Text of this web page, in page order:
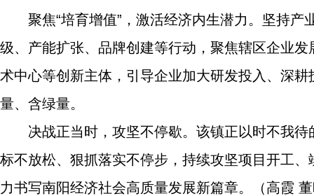
聚焦“培育增值”，激活经济内生潜力。坚持
级、产能扩张、品牌创建等行动，聚焦辖区企业
术中心等创新主体，引导企业加大研发投入、深
量、含绿量。
决战正当时，攻坚不停歇。该镇正以时不我
标不放松、狠抓落实不停步，持续攻坚项目开工
力书写南阳经济社会高质量发展新篇章。（高霞